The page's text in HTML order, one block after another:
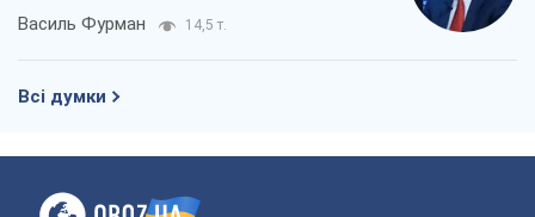
Василь Фурман 14,5 т.
Всі думки